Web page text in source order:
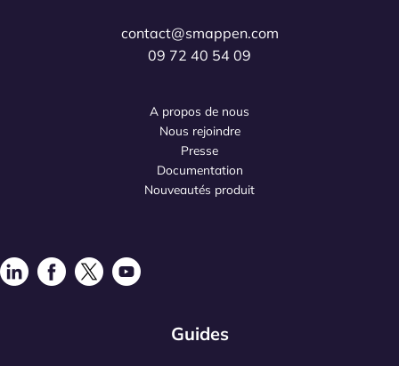
contact@smappen.com
09 72 40 54 09
A propos de nous
Nous rejoindre
Presse
Documentation
Nouveautés produit
Guides